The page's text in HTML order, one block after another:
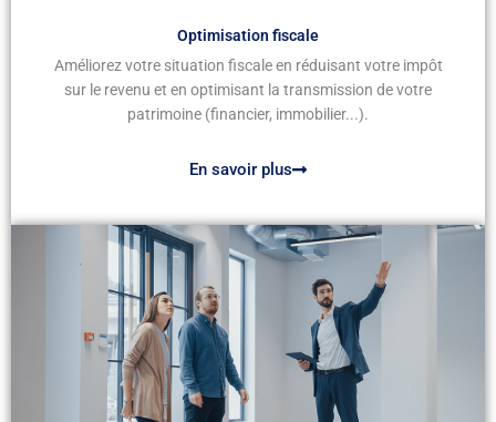
Optimisation fiscale
Améliorez votre situation fiscale en réduisant votre impôt
sur le revenu et en optimisant la transmission de votre
patrimoine (financier, immobilier...).
En savoir plus